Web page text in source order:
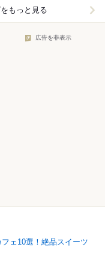
もっと見る
広告を非表示
ェ10選！絶品スイーツ